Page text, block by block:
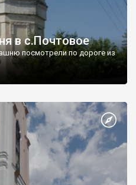
в с.Почтовое
посмотрели по дороге из